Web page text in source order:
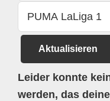
Aktualisieren
Leider konnte
werden, das